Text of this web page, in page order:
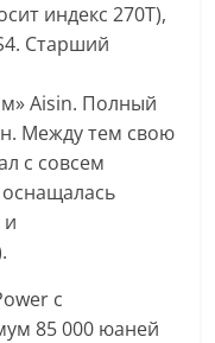
индекс 270T),
Старший
Aisin. Полный
Между тем свою
с совсем
и
с
85 000 юаней